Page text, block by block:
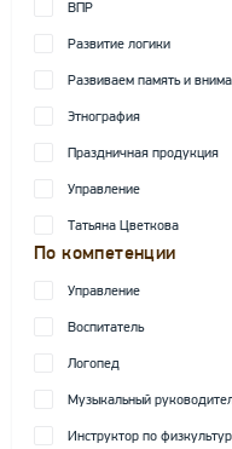
ВПР
Развитие логики
Развиваем память и
Этнография
Праздничная продукция
Управление
Татьяна Цветкова
По компетенции
Управление
Воспитатель
Логопед
Музыкальный
Инструктор по